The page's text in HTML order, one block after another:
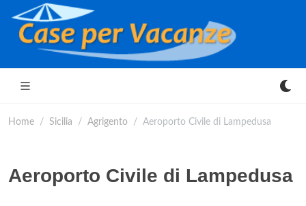
Home Sicilia Agrigento Aeroporto Civile di Lampedusa
Aeroporto Civile di Lampedusa